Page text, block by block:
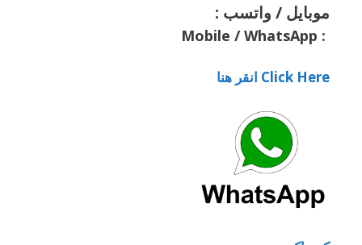
موبايل / واتسب :
:
Mobile / WhatsApp
Click Here انقر هنا